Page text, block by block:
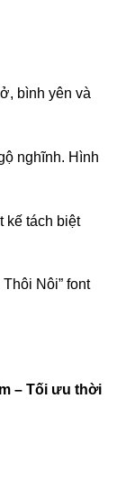
bình yên và
nghĩnh. Hình
kế tách biệt
Nôi” font
– Tối ưu thời